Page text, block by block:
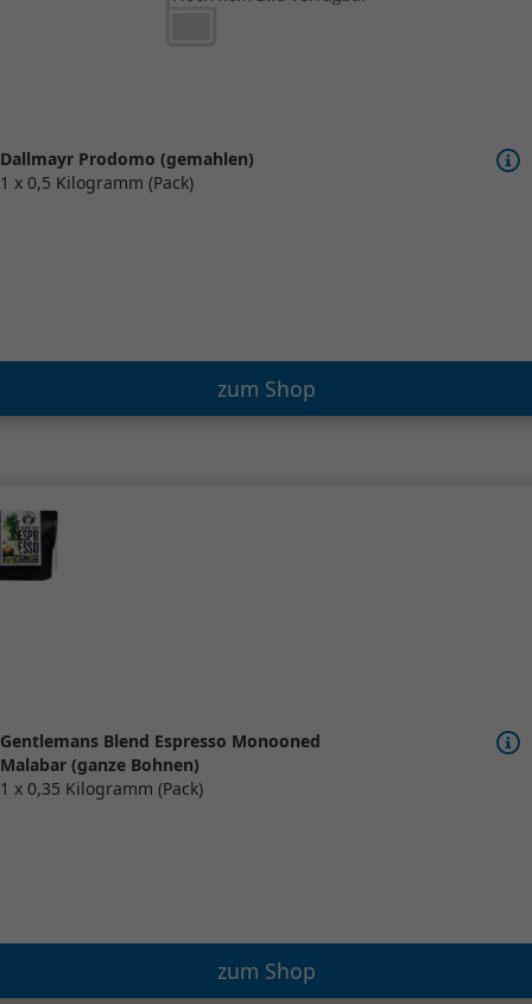
Dallmayr Prodomo (gemahlen)
1 x 0,5 Kilogramm (Pack)
zum Shop
Gentlemans Blend Espresso Monooned
Malabar (ganze Bohnen)
1 x 0,35 Kilogramm (Pack)
zum Shop